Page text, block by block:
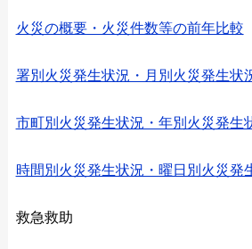
火災の概要・火災件数等の前年比較
署別火災発生状況・月別火災発生状
市町別火災発生状況・年別火災発生
時間別火災発生状況・曜日別火災発
救急救助